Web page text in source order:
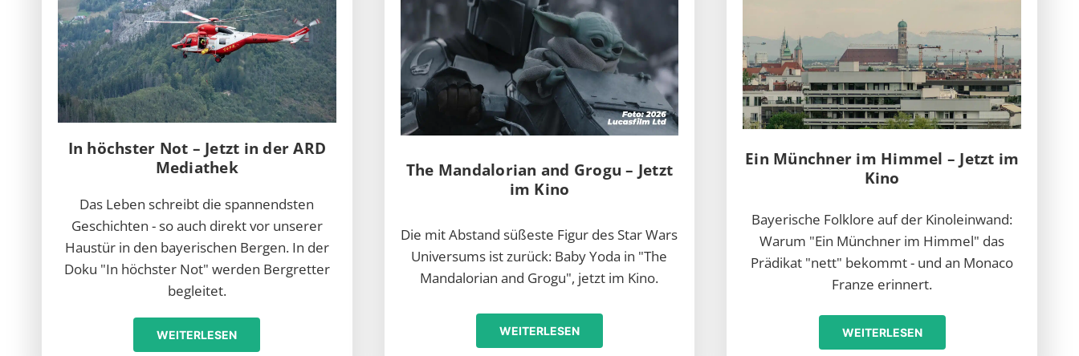
In höchster Not – Jetzt in der ARD
Mediathek
Das Leben schreibt die spannendsten
Geschichten - so auch direkt vor unserer
Haustür in den bayerischen Bergen. In der
Doku "In höchster Not" werden Bergretter
begleitet.
WEITERLESEN
The Mandalorian and Grogu – Jetzt
im Kino
Die mit Abstand süßeste Figur des Star Wars
Universums ist zurück: Baby Yoda in "The
Mandalorian and Grogu", jetzt im Kino.
WEITERLESEN
Ein Münchner im Himmel – Jetzt im
Kino
Bayerische Folklore auf der Kinoleinwand:
Warum "Ein Münchner im Himmel" das
Prädikat "nett" bekommt - und an Monaco
Franze erinnert.
WEITERLESEN